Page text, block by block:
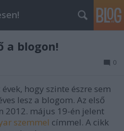
a blogon!
0
hogy szinte észre sem
lesz a blogom. Az első
2012. május 19-én jelent
szemmel címmel. A cikk